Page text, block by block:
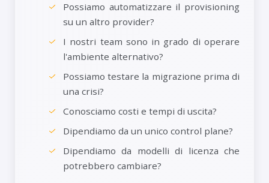
Possiamo automatizzare il provisioning
su un altro provider?
I nostri team sono in grado di operare
l'ambiente alternativo?
Possiamo testare la migrazione prima di
una crisi?
Conosciamo costi e tempi di uscita?
Dipendiamo da un unico control plane?
Dipendiamo da modelli di licenza che
potrebbero cambiare?